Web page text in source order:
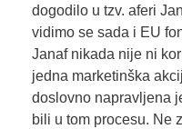
dogodilo u tzv. aferi
vidimo se sada i EU
Janaf nikada nije ni
jedna marketinška
doslovno napravljena
bili u tom procesu. Ne